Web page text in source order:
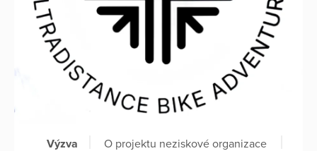
Výzva O projektu neziskové organizace